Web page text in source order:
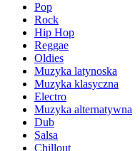
Pop
Rock
Hip Hop
Reggae
Oldies
Muzyka latynoska
Muzyka klasyczna
Electro
Muzyka alternatywna
Dub
Salsa
Chillout